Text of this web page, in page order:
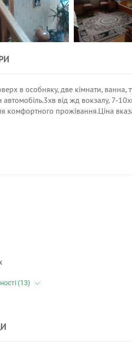
в особняку, две кімнати, ванна,
від жд вокзалу, 7-
комфортного прожівання.Ціна